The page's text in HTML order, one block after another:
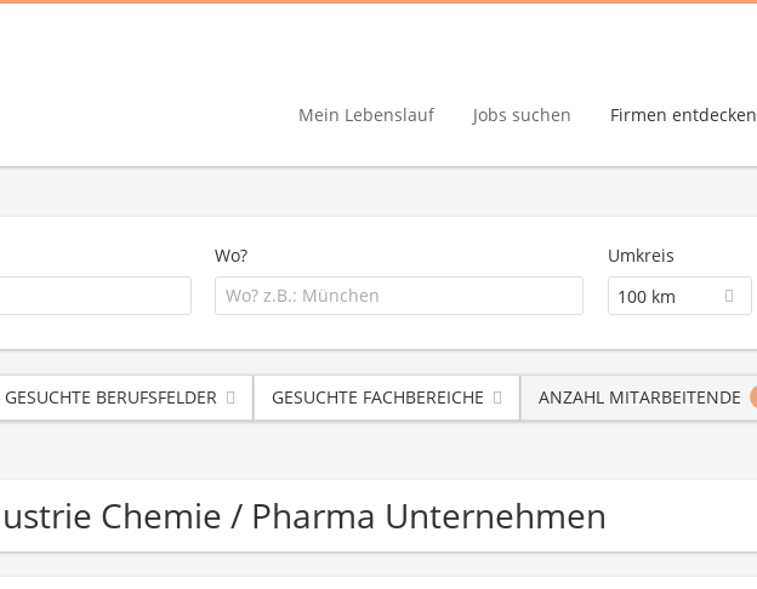
Mein Lebenslauf Jobs suchen Firmen entdecken
Wo?
Umkreis
100 km
GESUCHTE BERUFSFELDER GESUCHTE FACHBEREICHE ANZAHL MITARBEITENDE
Chemie / Pharma Unternehmen